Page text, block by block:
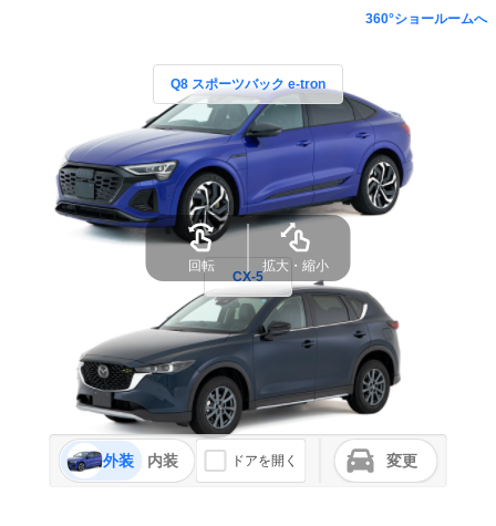
360°ショールームへ
Q8 スポーツバック e-tron
CX-5
外装 内装 ドアを開く 変更
回転 拡大・縮小